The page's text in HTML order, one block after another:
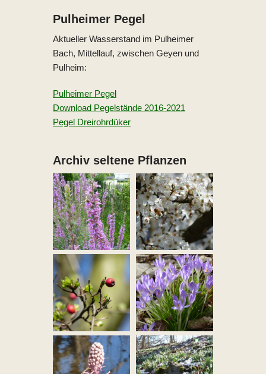
Pulheimer Pegel
Aktueller Wasserstand im Pulheimer
Bach, Mittellauf, zwischen Geyen und
Pulheim:
Pulheimer Pegel
Download Pegelstände 2016-2021
Pegel Dreirohrdüker
Archiv seltene Pflanzen